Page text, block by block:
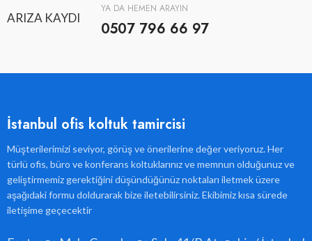
ARIZA KAYDI
YA DA HEMEN ARAYIN
0507 796 66 97
İstanbul ofis koltuk tamircisi
Müşterilerimizi seviyor, görüş ve önerilerine değer veriyoruz. Her
türlü ofis, büro ve konferans koltuklarınız ve memnun olduğunuz ve
geliştirmemiz gerektiğini düşündüğünüz noktaları iletmek üzere
aşağıdaki formu doldurarak bize iletebilirsiniz. Ekibimiz kısa sürede
iletişime geçecektir